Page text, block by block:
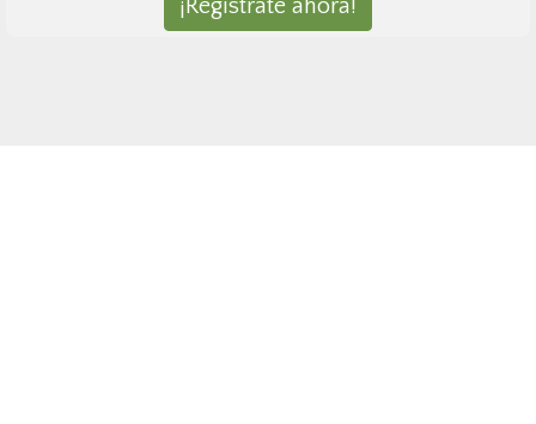
¡Regístrate ahora!